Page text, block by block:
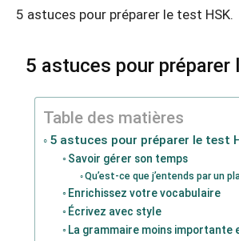
5 astuces pour préparer le test HSK.
5 astuces pour préparer
Table des matières
5 astuces pour préparer le test
Savoir gérer son temps
Qu’est-ce que j’entends par un
Enrichissez votre vocabulaire
Écrivez avec style
La grammaire moins importante